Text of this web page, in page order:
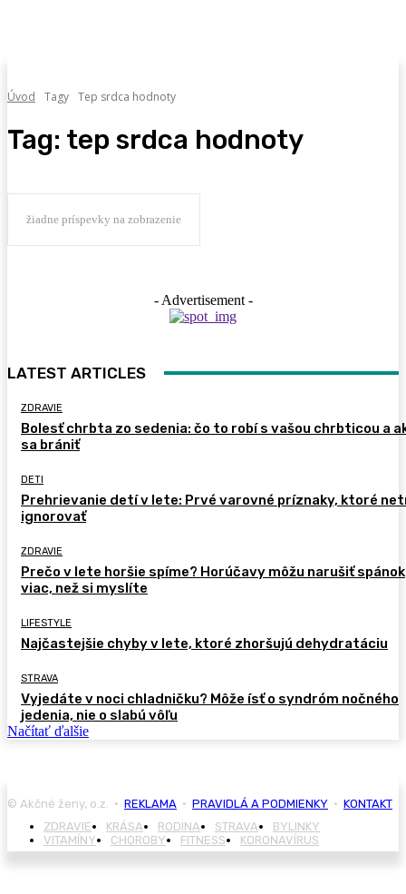
Úvod Tagy Tep srdca hodnoty
Tag: tep srdca hodnoty
žiadne príspevky na zobrazenie
- Advertisement -
LATEST ARTICLES
ZDRAVIE
Bolesť chrbta zo sedenia: čo to robí s vašou chrbticou a
sa brániť
DETI
Prehrievanie detí v lete: Prvé varovné príznaky, ktoré
ignorovať
ZDRAVIE
Prečo v lete horšie spíme? Horúčavy môžu narušiť spánok
viac, než si myslíte
LIFESTYLE
Najčastejšie chyby v lete, ktoré zhoršujú dehydratáciu
STRAVA
Vyjedáte v noci chladničku? Môže ísť o syndróm nočného
jedenia, nie o slabú vôľu
Načítať ďalšie
© Akčné ženy, o.z. • REKLAMA • PRAVIDLÁ A PODMIENKY • KONTAKT
ZDRAVIE
KRÁSA RODINA STRAVA
BYLINKY
VITAMÍNY
CHOROBY FITNESS KORONAVÍRUS